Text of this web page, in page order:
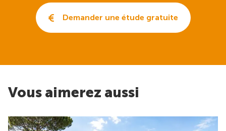
Demander une étude gratuite
Vous aimerez aussi